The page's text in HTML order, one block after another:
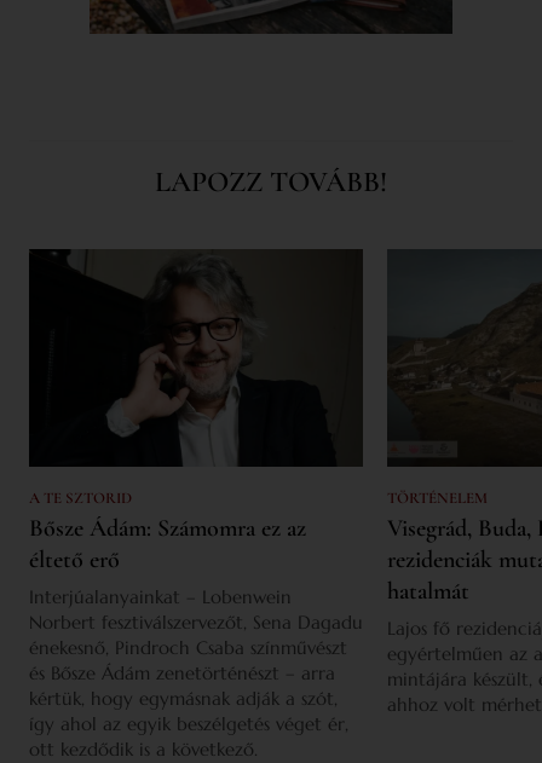
LAPOZZ TOVÁBB!
A TE SZTORID
Bősze Ádám: Számomra ez az
éltető erő
Interjúalanyainkat – Lobenwein
Norbert fesztiválszervezőt, Sena Dagadu
énekesnő, Pindroch Csaba színművészt
és Bősze Ádám zenetörténészt – arra
kértük, hogy egymásnak adják a szót,
így ahol az egyik beszélgetés véget ér,
ott kezdődik is a következő.
TÖRTÉNELEM
Visegrád,
rezidenciák
hatalmát
Lajos fő
egyértelműen az
mintájára készült,
ahhoz volt